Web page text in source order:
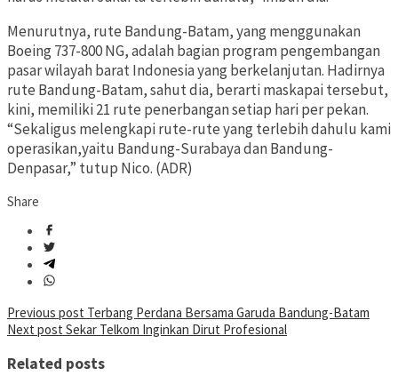
Menurutnya, rute Bandung-Batam, yang menggunakan
Boeing 737-800 NG, adalah bagian program pengembangan
pasar wilayah barat Indonesia yang berkelanjutan. Hadirnya
rute Bandung-Batam, sahut dia, berarti maskapai tersebut,
kini, memiliki 21 rute penerbangan setiap hari per pekan.
“Sekaligus melengkapi rute-rute yang terlebih dahulu kami
operasikan,yaitu Bandung-Surabaya dan Bandung-
Denpasar,” tutup Nico. (ADR)
Share
Post
navigation
Previous post Terbang Perdana Bersama Garuda Bandung-Batam
Next post Sekar Telkom Inginkan Dirut Profesional
Related posts